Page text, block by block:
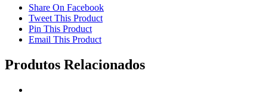
Share On Facebook
Tweet This Product
Pin This Product
Email This Product
Produtos Relacionados